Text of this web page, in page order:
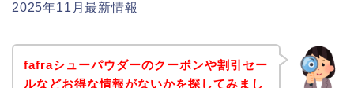
2025年11月最新情報
fafraシューパウダーのクーポンや割引セー
ルなどお得な情報がないかを探してみまし